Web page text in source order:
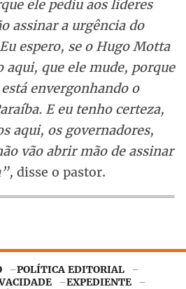
ele pediu aos líderes
assinar a urgência do
espero, se o Hugo Motta
aqui, que ele mude, porque
envergonhando o
E eu tenho certeza,
aqui, os governadores,
vão abrir mão de assinar
disse o pastor.
POLÍTICA EDITORIAL
EXPEDIENTE
para garantir o